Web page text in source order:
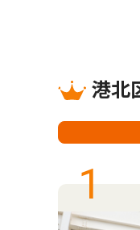
港北
1